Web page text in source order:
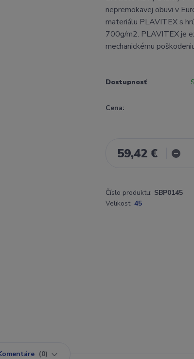
nepremokavej obuvi v
materiálu PLAVITEX s
700g/m2. PLAVITEX je
mechanickému
Dostupnosť
Cena:
59,42 €
Číslo produktu: SBP0145
Velikost: 45
0